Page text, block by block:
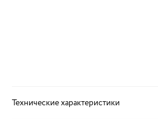
Технические характеристики